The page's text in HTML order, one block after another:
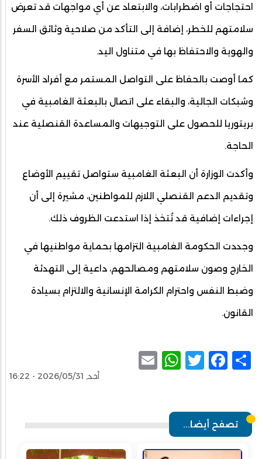
احتجاجات أو اضطرابات، والابتعاد عن أي مواجهات قد تعرض
سلامتهم للخطر، إضافة إلى التأكد من صلاحية وثائق السفر
والهوية والاحتفاظ بها في متناول اليد.
كما أوصت بالحفاظ على التواصل المستمر مع أفراد الأسرة
وشبكات الجالية، والبقاء على اتصال بالبعثة الغامبية في
بريتوريا للحصول على التوجيهات والمساعدة القنصلية عند
الحاجة.
وأكدت الوزارة أن البعثة الغامبية ستواصل تقييم الأوضاع
وتقديم الدعم القنصلي اللازم للمواطنين، مشيرة إلى أن
إجراءات إضافية قد تُتخذ إذا استدعت الظروف ذلك.
وجددت الحكومة الغامبية التزامها بحماية مواطنيها في
الخارج وصون سلامتهم ومصالحهم، داعية إلى التهدئة
وضبط النفس واحترام الكرامة الإنسانية والالتزام بسيادة
القانون.
Share
Facebook
Twitter
WhatsApp
أحد, 2026/05/31 - 16:22
تصفح أيضا...